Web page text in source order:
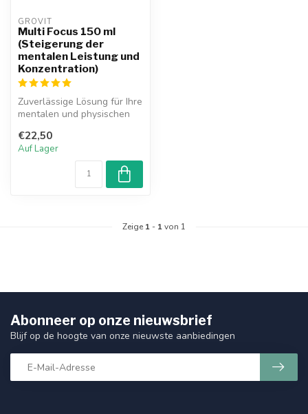
GROVIT
Multi Focus 150 ml
(Steigerung der
mentalen Leistung und
Konzentration)
Zuverlässige Lösung für Ihre
mentalen und physischen
€22,50
Auf Lager
Zeige 1 - 1von 1
Abonneer op onze nieuwsbrief
Blijf op de hoogte van onze nieuwste aanbiedingen